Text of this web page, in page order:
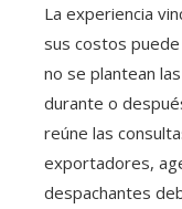
La experiencia
sus costos
no se plantean
durante o
reúne las
exportadores,
despachantes